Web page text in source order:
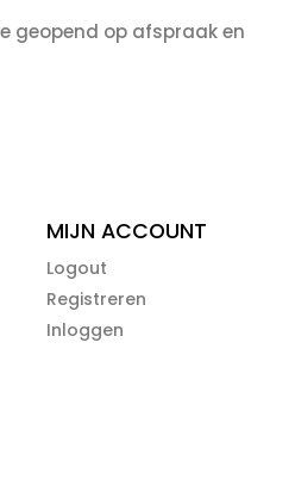
geopend op afspraak en
MIJN ACCOUNT
Logout
Registreren
Inloggen